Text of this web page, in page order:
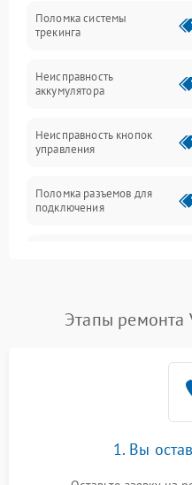
Механические
Поломка системы
трекинга
Неисправность
аккумулятора
Неисправность кнопок
управления
Поломка разъемов для
подключения
Повреждение проводов
Этапы ремонта
1. Вы